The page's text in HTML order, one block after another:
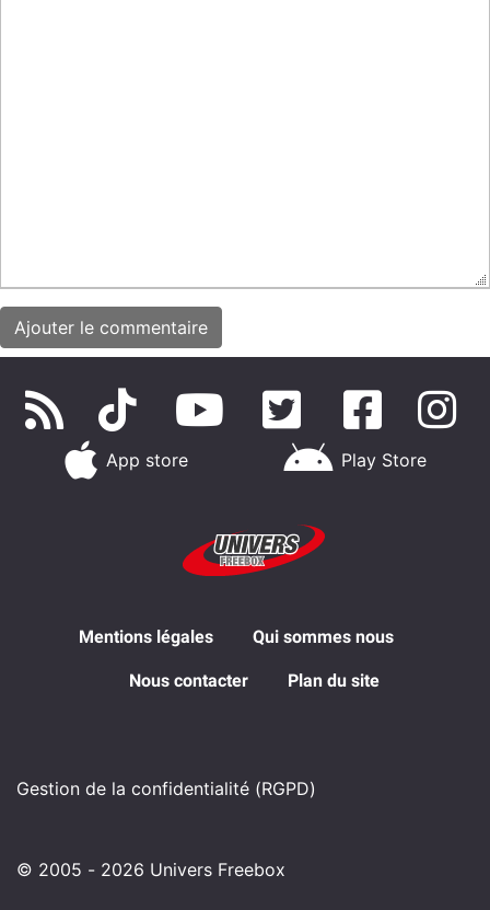
App store Play Store
Mentions légales Qui sommes nous
Nous contacter Plan du site
Gestion de la confidentialité (RGPD)
© 2005 - 2026 Univers Freebox